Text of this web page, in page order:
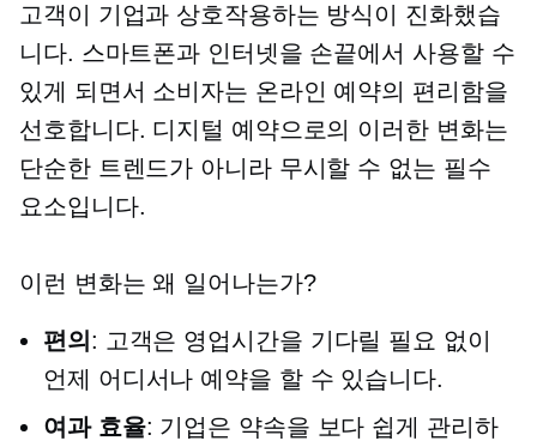
고객이 기업과 상호작용하는 방식이 진화했습
니다. 스마트폰과 인터넷을 손끝에서 사용할 수
있게 되면서 소비자는 온라인 예약의 편리함을
선호합니다. 디지털 예약으로의 이러한 변화는
단순한 트렌드가 아니라 무시할 수 없는 필수
요소입니다.
이런 변화는 왜 일어나는가?
편의 : 고객은 영업시간을 기다릴 필요 없이
언제 어디서나 예약을 할 수 있습니다.
여과 효율: 기업은 약속을 보다 쉽게 ​​관리하